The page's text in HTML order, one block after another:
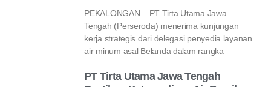
PEKALONGAN – PT Tirta Utama Jawa
Tengah (Perseroda) menerima kunjungan
kerja strategis dari delegasi penyedia layanan
air minum asal Belanda dalam rangka
PT Tirta Utama Jawa Tengah